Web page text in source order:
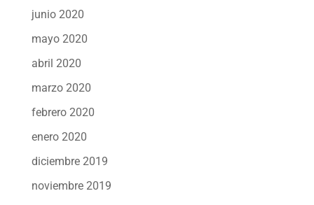
junio 2020
mayo 2020
abril 2020
marzo 2020
febrero 2020
enero 2020
diciembre 2019
noviembre 2019